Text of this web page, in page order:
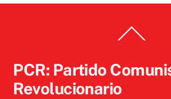
To
PCR: Partido
Revolucionario